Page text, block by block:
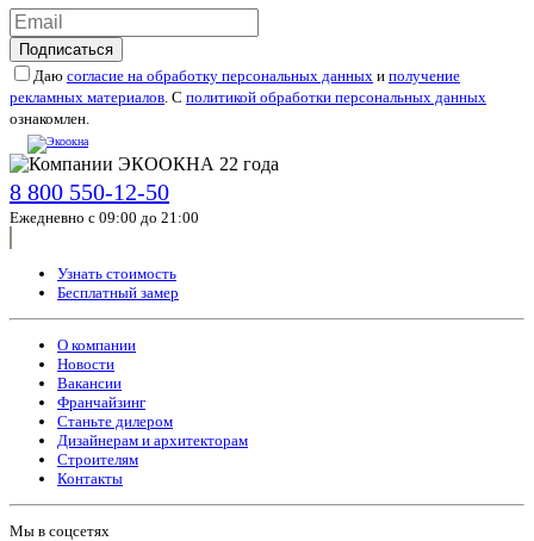
Подписаться
Даю согласие на обработку персональных данных и получение
рекламных материалов . С политикой обработки персональных данных
ознакомлен.
8 800 550-12-50
Ежедневно с 09:00 до 21:00
Узнать стоимость
Бесплатный замер
О компании
Новости
Вакансии
Франчайзинг
Станьте дилером
Дизайнерам и архитекторам
Строителям
Контакты
Мы в соцсетях